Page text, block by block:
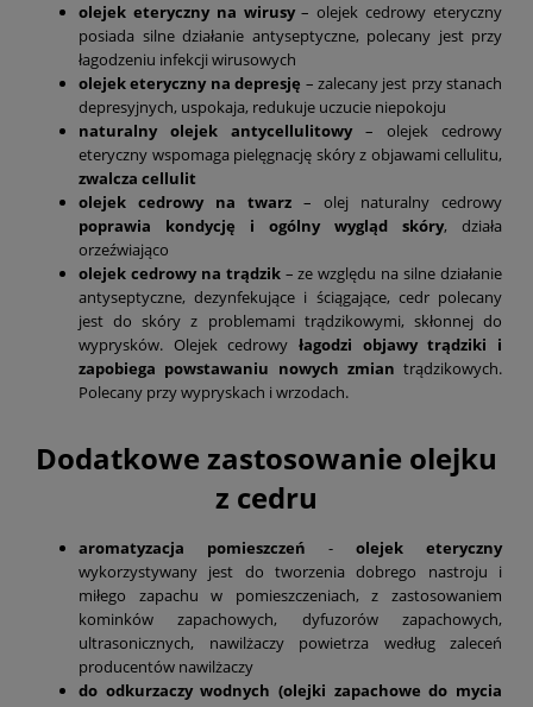
olejek eteryczny na wirusy– olejek cedrowy eteryczny
posiada silne działanie antyseptyczne, polecany jest przy
łagodzeniu infekcji wirusowych
olejek eteryczny na depresję – zalecany jest przy stanach
depresyjnych, uspokaja, redukuje uczucie niepokoju
naturalny olejek antycellulitowy – olejek cedrowy
eteryczny wspomaga pielęgnację skóry z objawami cellulitu,
zwalcza cellulit
olejek cedrowy na twarz – olej naturalny cedrowy
poprawia kondycję i ogólny wygląd skóry, działa
orzeźwiająco
olejek cedrowy na trądzik – ze względu na silne działanie
antyseptyczne, dezynfekujące i ściągające, cedr polecany
jest do skóry z problemami trądzikowymi, skłonnej do
wyprysków. Olejek cedrowy łagodzi objawy trądziki i
zapobiega powstawaniu nowych zmian trądzikowych.
Polecany przy wypryskach i wrzodach.
Dodatkowe zastosowanie olejku
z cedru
aromatyzacja pomieszczeń - olejek eteryczny
wykorzystywany jest do tworzenia dobrego nastroju i
miłego zapachu w pomieszczeniach, z zastosowaniem
kominków zapachowych, dyfuzorów zapachowych,
ultrasonicznych, nawilżaczy powietrza według zaleceń
producentów nawilżaczy
do odkurzaczy wodnych (olejki zapachowe do mycia